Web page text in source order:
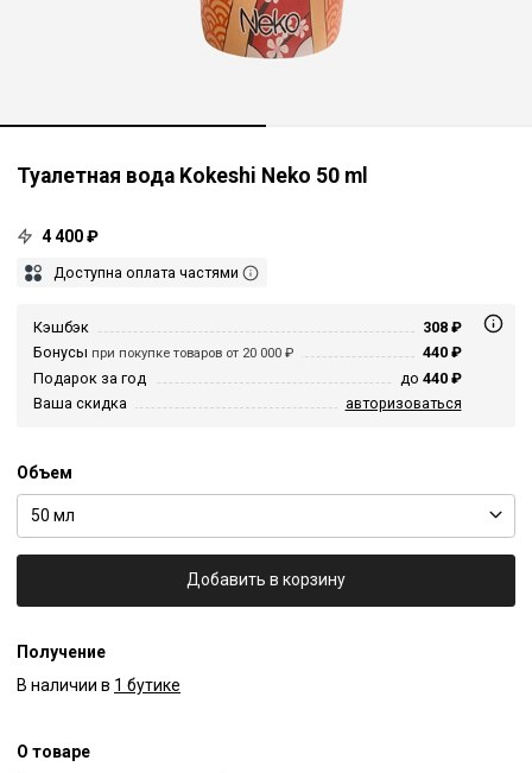
Туалетная вода Kokeshi Neko 50 ml
4 400 ₽
Доступна оплата частями
Кэшбэк
308 ₽
Бонусы при покупке товаров от 20 000 ₽
440 ₽
Подарок за год
до 440 ₽
Ваша скидка
авторизоваться
Объем
50 мл
Добавить в корзину
Получение
В наличии в 1 бутике
О товаре